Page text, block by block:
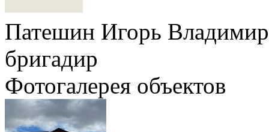
Патешин Игорь
бригадир
Фотогалерея объектов